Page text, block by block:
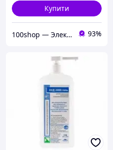
Купити
100shop — Электроника и расходники / маникюр и салоны красоты! 93%